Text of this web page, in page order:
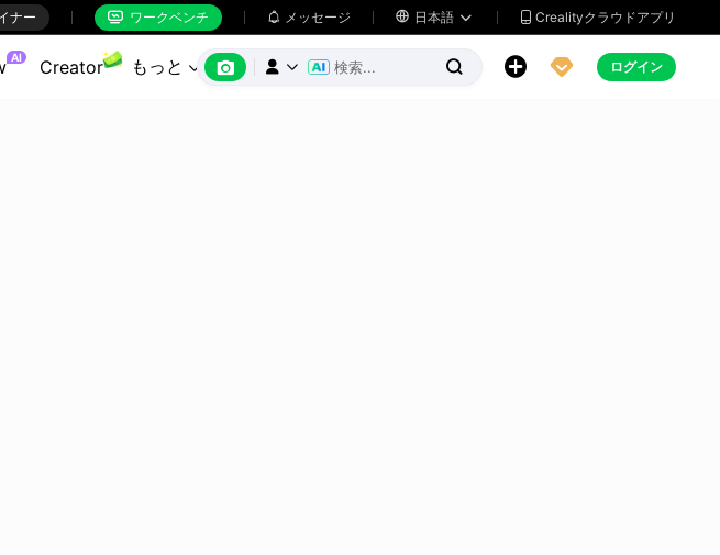
ナー  ワークベンチ  メッセージ  日本語   Crealityクラウドアプリ
AI Creator もっと        ログイン